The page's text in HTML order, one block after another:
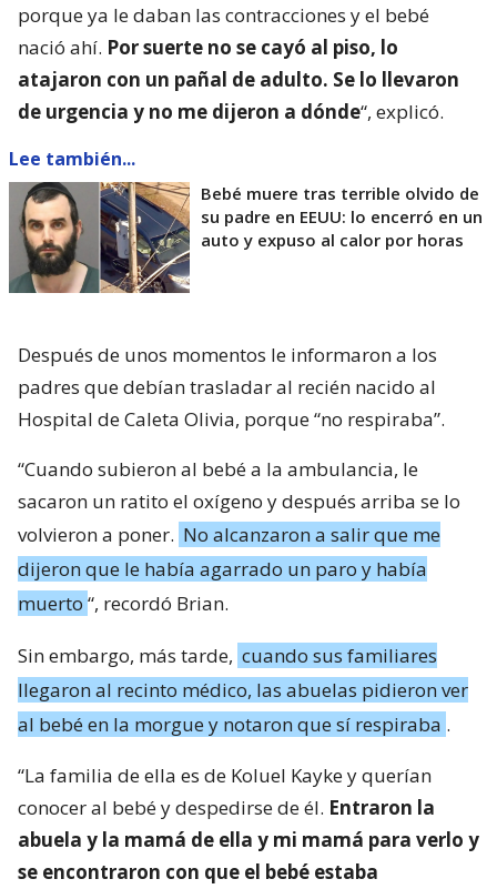
porque ya le daban las contracciones y el bebé
nació ahí. Por suerte no se cayó al piso, lo
atajaron con un pañal de adulto. Se lo llevaron
de urgencia y no me dijeron a dónde“, explicó.
Lee también...
Bebé muere tras terrible olvido de
su padre en EEUU: lo encerró en un
auto y expuso al calor por horas
Después de unos momentos le informaron a los
padres que debían trasladar al recién nacido al
Hospital de Caleta Olivia, porque “no respiraba”.
“Cuando subieron al bebé a la ambulancia, le
sacaron un ratito el oxígeno y después arriba se lo
volvieron a poner. No alcanzaron a salir que me
dijeron que le había agarrado un paro y había
muerto “, recordó Brian.
Sin embargo, más tarde, cuando sus familiares
llegaron al recinto médico, las abuelas pidieron ver
al bebé en la morgue y notaron que sí respiraba .
“La familia de ella es de Koluel Kayke y querían
conocer al bebé y despedirse de él. Entraron la
abuela y la mamá de ella y mi mamá para verlo y
se encontraron con que el bebé estaba